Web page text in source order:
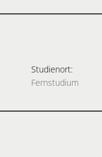
Studienort:
Fernstudium